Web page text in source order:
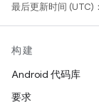
最后更新时间 (UTC)
构建
Android 代码库
要求